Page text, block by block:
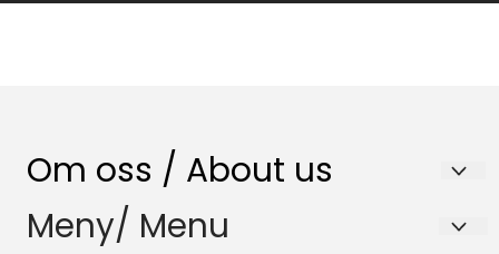
Om oss / About us
Nenset Glassverksted AS
Meny/ Menu